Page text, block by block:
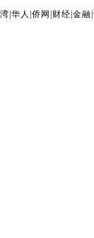
|华人 |侨网 财经 |金融 |